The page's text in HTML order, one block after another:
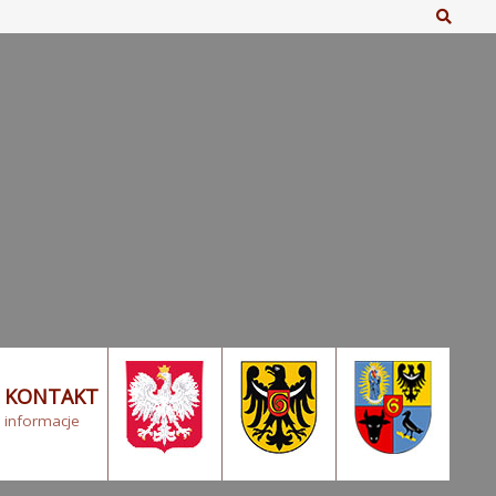
Szukaj
KONTAKT
informacje